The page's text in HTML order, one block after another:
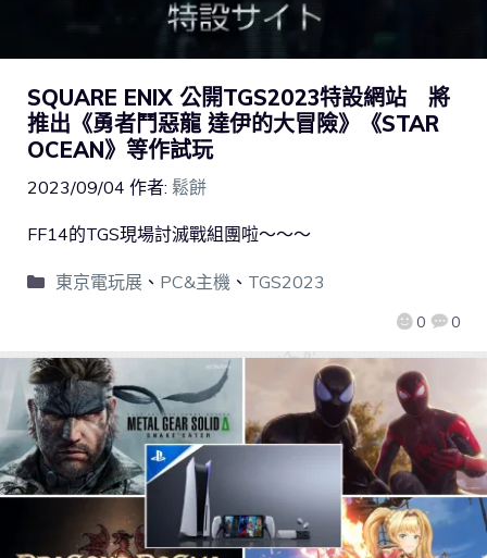
SQUARE ENIX 公開TGS2023特設網站 將
推出《勇者鬥惡龍 達伊的大冒險》《STAR
OCEAN》等作試玩
2023/09/04 作者: 鬆餅
0 0
FF14的TGS現場討滅戰組團啦～～～
東京電玩展、 PC&主機、 TGS2023